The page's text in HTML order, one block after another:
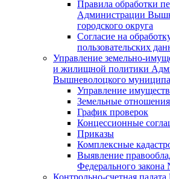
Правила обработки
Администрации
городского округа
Согласие на
пользовательских
Управление земельно-
и жилищной политики
Вышневолоцкого
Управление
Земельные отношения
График проверок
Концессионные
Приказы
Комплексные
Выявление
Федерального